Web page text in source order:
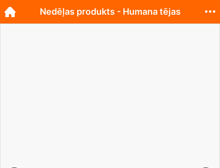
Nedēļas produkts - Humana tējas